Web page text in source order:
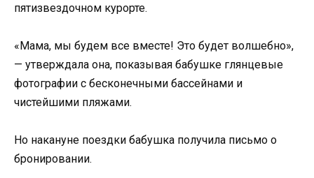
пятизвездочном курорте.
«Мама, мы будем все вместе! Это будет волшебно»,
— утверждала она, показывая бабушке глянцевые
фотографии с бесконечными бассейнами и
чистейшими пляжами.
Но накануне поездки бабушка получила письмо о
бронировании.